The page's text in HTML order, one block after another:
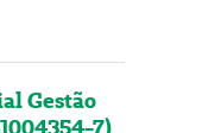
Gestão